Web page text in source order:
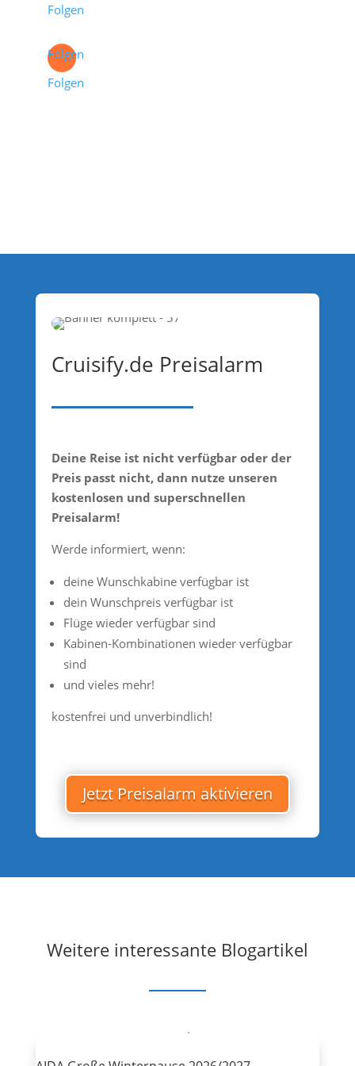
Folgen
Folgen
Folgen
Cruisify.de Preisalarm
Deine Reise ist nicht verfügbar oder der
Preis passt nicht, dann nutze unseren
kostenlosen und superschnellen
Preisalarm!
Werde informiert, wenn:
deine Wunschkabine verfügbar ist
dein Wunschpreis verfügbar ist
Flüge wieder verfügbar sind
Kabinen-Kombinationen wieder verfügbar
sind
und vieles mehr!
kostenfrei und unverbindlich!
Jetzt Preisalarm aktivieren
Weitere interessante Blogartikel